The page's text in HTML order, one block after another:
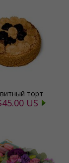
торт
US